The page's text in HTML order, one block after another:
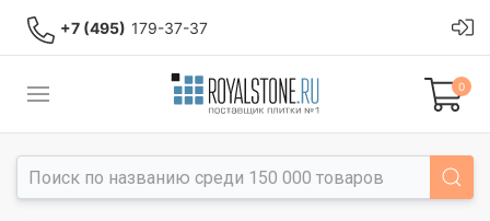
+7 (495) 179-37-37
0